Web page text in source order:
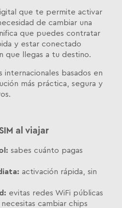
que te permite activar
de cambiar una
que puedes contratar
y estar conectado
que llegas a tu destino.
internacionales basados en
más práctica, segura y
al viajar
sabes cuánto pagas
activación rápida, sin
evitas redes WiFi públicas
necesitas cambiar chips